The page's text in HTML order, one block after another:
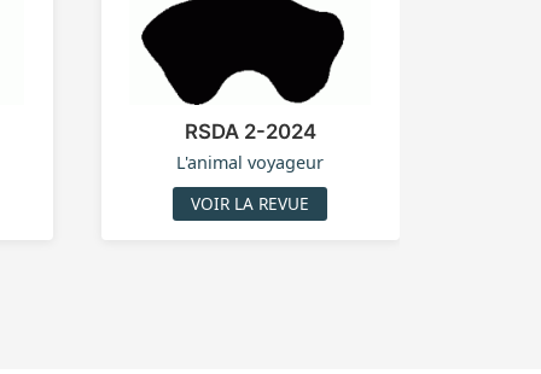
RSDA 2-2024
L'animal voyageur
VOIR LA REVUE